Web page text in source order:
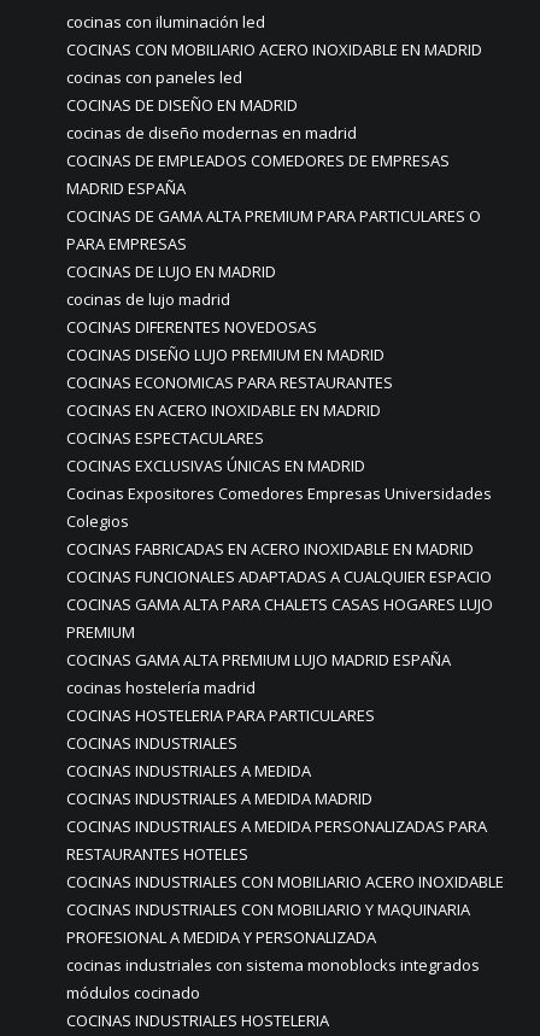
cocinas con iluminación led
COCINAS CON MOBILIARIO ACERO INOXIDABLE EN MADRID
cocinas con paneles led
COCINAS DE DISEÑO EN MADRID
cocinas de diseño modernas en madrid
COCINAS DE EMPLEADOS COMEDORES DE EMPRESAS
MADRID ESPAÑA
COCINAS DE GAMA ALTA PREMIUM PARA PARTICULARES O
PARA EMPRESAS
COCINAS DE LUJO EN MADRID
cocinas de lujo madrid
COCINAS DIFERENTES NOVEDOSAS
COCINAS DISEÑO LUJO PREMIUM EN MADRID
COCINAS ECONOMICAS PARA RESTAURANTES
COCINAS EN ACERO INOXIDABLE EN MADRID
COCINAS ESPECTACULARES
COCINAS EXCLUSIVAS ÚNICAS EN MADRID
Cocinas Expositores Comedores Empresas Universidades
Colegios
COCINAS FABRICADAS EN ACERO INOXIDABLE EN MADRID
COCINAS FUNCIONALES ADAPTADAS A CUALQUIER ESPACIO
COCINAS GAMA ALTA PARA CHALETS CASAS HOGARES LUJO
PREMIUM
COCINAS GAMA ALTA PREMIUM LUJO MADRID ESPAÑA
cocinas hostelería madrid
COCINAS HOSTELERIA PARA PARTICULARES
COCINAS INDUSTRIALES
COCINAS INDUSTRIALES A MEDIDA
COCINAS INDUSTRIALES A MEDIDA MADRID
COCINAS INDUSTRIALES A MEDIDA PERSONALIZADAS PARA
RESTAURANTES HOTELES
COCINAS INDUSTRIALES CON MOBILIARIO ACERO INOXIDABLE
COCINAS INDUSTRIALES CON MOBILIARIO Y MAQUINARIA
PROFESIONAL A MEDIDA Y PERSONALIZADA
cocinas industriales con sistema monoblocks integrados
módulos cocinado
COCINAS INDUSTRIALES HOSTELERIA